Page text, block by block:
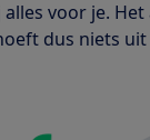
alles voor je.
dus niets